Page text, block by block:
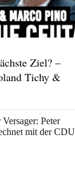
Ziel? –
Tichy &
Peter
mit der CDU